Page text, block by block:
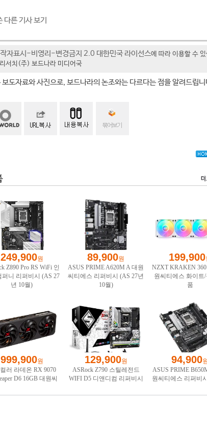
다른 기사 보기
자표시-비영리-변경금지 2.0 대한민국 라이선스에 따라 이용할 수
치(주) 보드나라 미디어국
도자료와 사진으로, 보드나라의 논조와는 다르다는 점을 알려드립